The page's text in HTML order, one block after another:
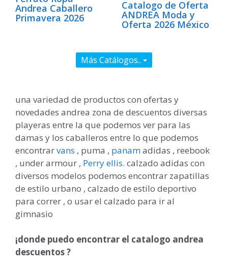
Andrea Caballero
Primavera 2026
Catalogo de Oferta
ANDREA Moda y
Oferta 2026 México
Más Catálogos..
una variedad de productos con ofertas y
novedades andrea zona de descuentos diversas
playeras entre la que podemos ver para las
damas y los caballeros entre lo que podemos
encontrarvans , puma , panamadidas , reebook
, under armour , Perry ellis. calzado adidas con
diversos modelos podemos encontrar zapatillas
de estilo urbano , calzado de estilo deportivo
para correr , o usar el calzado para ir al
gimnasio
¡donde puedo encontrar el catalogo andrea
descuentos ?